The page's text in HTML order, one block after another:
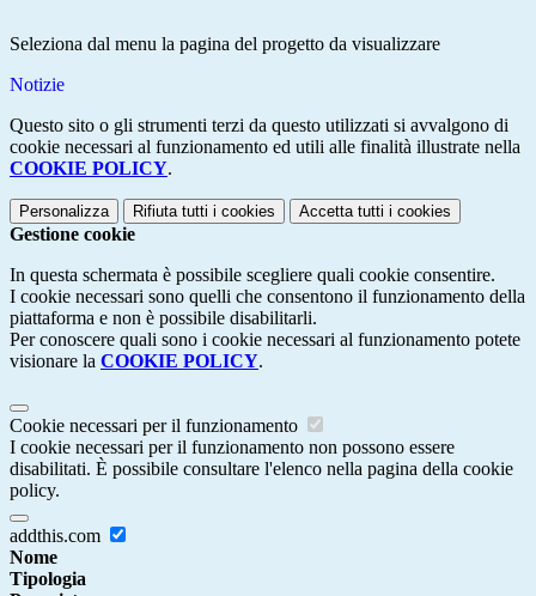
Seleziona dal menu la pagina del progetto da visualizzare
Notizie
Questo sito o gli strumenti terzi da questo utilizzati si avvalgono di
cookie necessari al funzionamento ed utili alle finalità illustrate nella
COOKIE POLICY.
Personalizza Rifiuta tutti i cookies Accetta tutti i cookies
Gestione cookie
In questa schermata è possibile scegliere quali cookie consentire.
I cookie necessari sono quelli che consentono il funzionamento della
piattaforma e non è possibile disabilitarli.
Per conoscere quali sono i cookie necessari al funzionamento potete
visionare la COOKIE POLICY.
Cookie necessari per il funzionamento
I cookie necessari per il funzionamento non possono essere
disabilitati. È possibile consultare l'elenco nella pagina della cookie
policy.
addthis.com
Nome
Tipologia